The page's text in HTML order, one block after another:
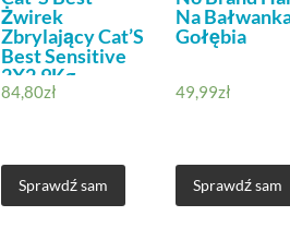
Żwirek
Zbrylający Cat’S
Best Sensitive
2X2,9Kg
84,80zł
Sprawdź sam
Na
Gołębia
49,99zł
Sprawdź sam